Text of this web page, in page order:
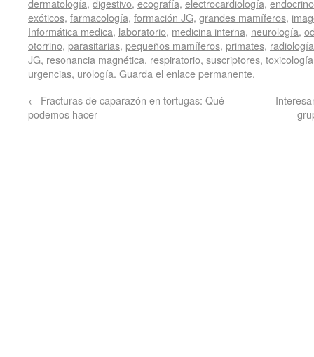
dermatología, digestivo, ecografía, electrocardiología,
exóticos, farmacología, formación JG, grandes mamíferos,
Informática medica, laboratorio, medicina interna, neurología,
otorrino, parasitarias, pequeños mamíferos, primates, radiología
JG, resonancia magnética, respiratorio, suscriptores, toxicología
urgencias, urología. Guarda el enlace permanente.
← Fracturas de caparazón en tortugas: Qué
podemos hacer